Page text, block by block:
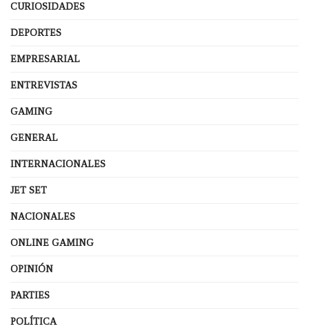
CURIOSIDADES
DEPORTES
EMPRESARIAL
ENTREVISTAS
GAMING
GENERAL
INTERNACIONALES
JET SET
NACIONALES
ONLINE GAMING
OPINIÓN
PARTIES
POLÍTICA